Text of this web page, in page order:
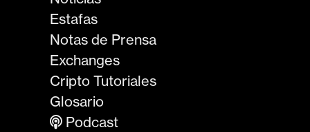
Estafas
Notas de Prensa
Exchanges
Cripto Tutoriales
Glosario
Podcast